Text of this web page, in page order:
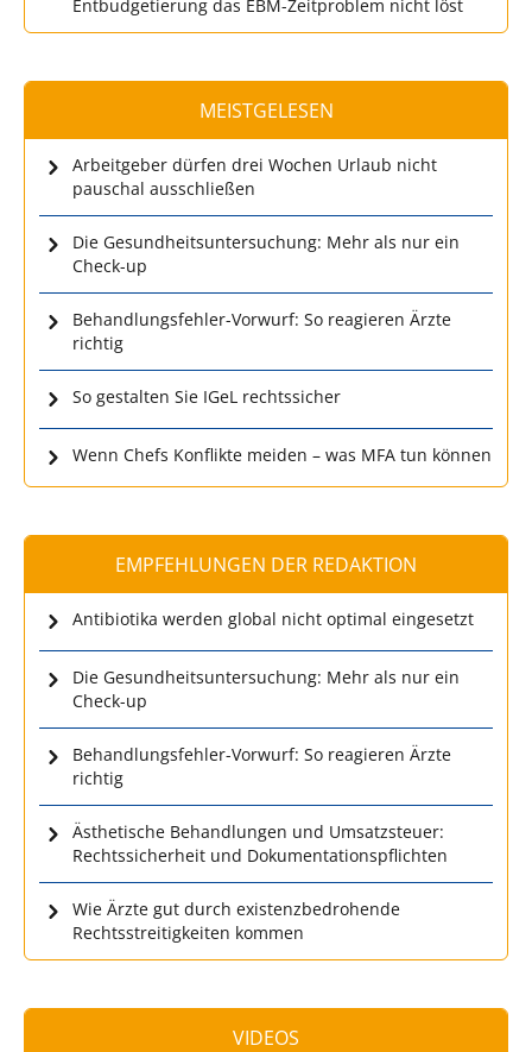
Entbudgetierung das EBM-Zeitproblem nicht löst
MEISTGELESEN
Arbeitgeber dürfen drei Wochen Urlaub nicht
pauschal ausschließen
Die Gesundheitsuntersuchung: Mehr als nur ein
Check-up
Behandlungsfehler-Vorwurf: So reagieren Ärzte
richtig
So gestalten Sie IGeL rechtssicher
Wenn Chefs Konflikte meiden – was MFA tun können
EMPFEHLUNGEN DER REDAKTION
Antibiotika werden global nicht optimal eingesetzt
Die Gesundheitsuntersuchung: Mehr als nur ein
Check-up
Behandlungsfehler-Vorwurf: So reagieren Ärzte
richtig
Ästhetische Behandlungen und Umsatzsteuer:
Rechtssicherheit und Dokumentationspflichten
Wie Ärzte gut durch existenzbedrohende
Rechtsstreitigkeiten kommen
VIDEOS